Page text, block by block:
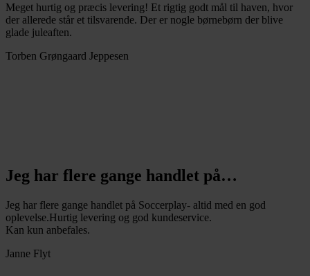
Meget hurtig og præcis levering! Et rigtig godt mål til haven, hvor
der allerede står et tilsvarende. Der er nogle børnebørn der blive
glade juleaften.
Torben Grøngaard Jeppesen
Jeg har flere gange handlet på…
Jeg har flere gange handlet på Soccerplay- altid med en god
oplevelse.Hurtig levering og god kundeservice.
Kan kun anbefales.
Janne Flyt